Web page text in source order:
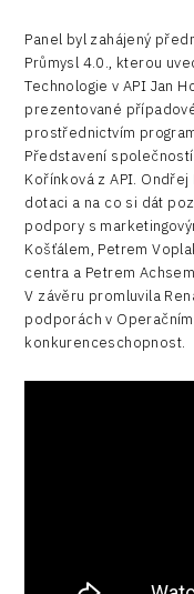
Panel byl zahájený
Průmysl 4.0., kterou
Technologie v API Jan
prezentované
prostřednictvím
Představení
Kořínková z API.
dotaci a na co si dát
podpory s
Košťálem, Petrem
centra a Petrem
V závěru promluvila
podporách v
konkurenceschopnost.